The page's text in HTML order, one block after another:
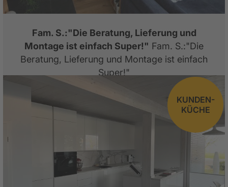
Fam. S.:"Die Beratung, Lieferung und
Montage ist einfach Super!" Fam. S.:"Die
Beratung, Lieferung und Montage ist einfach
Super!"
KUNDEN-
KÜCHE